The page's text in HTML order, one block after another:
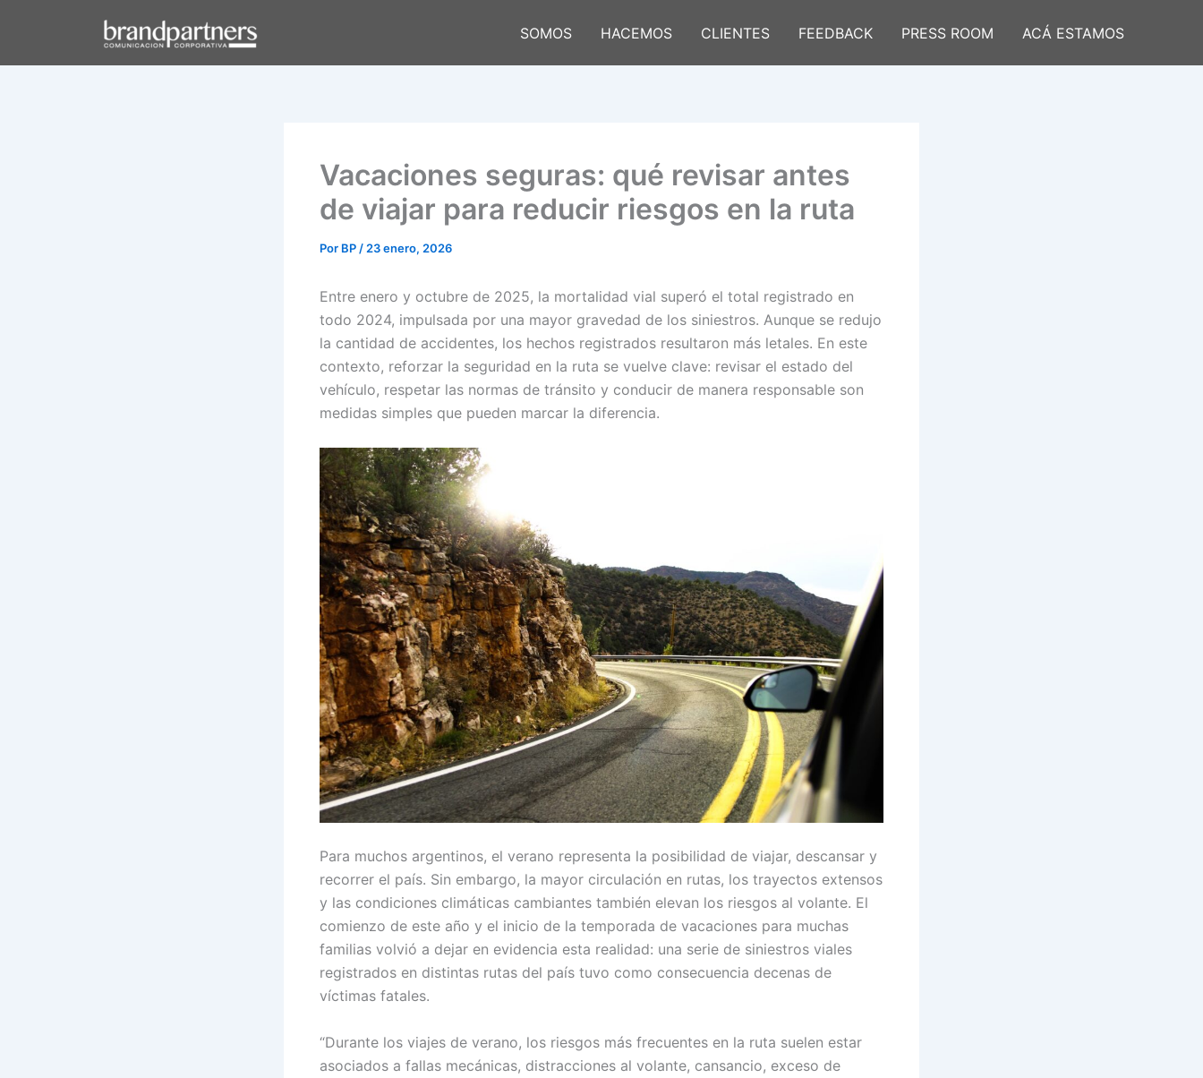
SOMOS HACEMOS CLIENTES FEEDBACK PRESS ROOM ACÁ ESTAMOS
Vacaciones seguras: qué revisar antes
de viajar para reducir riesgos en la ruta
Por BP / 23 enero, 2026
Entre enero y octubre de 2025, la mortalidad vial superó el total registrado en
todo 2024, impulsada por una mayor gravedad de los siniestros. Aunque se redujo
la cantidad de accidentes, los hechos registrados resultaron más letales. En este
contexto, reforzar la seguridad en la ruta se vuelve clave: revisar el estado del
vehículo, respetar las normas de tránsito y conducir de manera responsable son
medidas simples que pueden marcar la diferencia.
Para muchos argentinos, el verano representa la posibilidad de viajar, descansar y
recorrer el país. Sin embargo, la mayor circulación en rutas, los trayectos extensos
y las condiciones climáticas cambiantes también elevan los riesgos al volante. El
comienzo de este año y el inicio de la temporada de vacaciones para muchas
familias volvió a dejar en evidencia esta realidad: una serie de siniestros viales
registrados en distintas rutas del país tuvo como consecuencia decenas de
víctimas fatales.
“Durante los viajes de verano, los riesgos más frecuentes en la ruta suelen estar
asociados a fallas mecánicas, distracciones al volante, cansancio, exceso de